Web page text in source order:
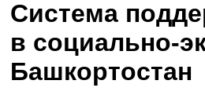
Система
в социально-
Башкортостан